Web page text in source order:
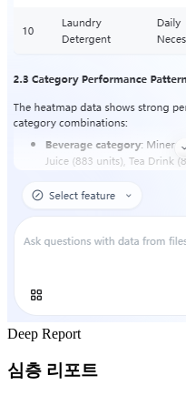
Deep Report
심층 리포트